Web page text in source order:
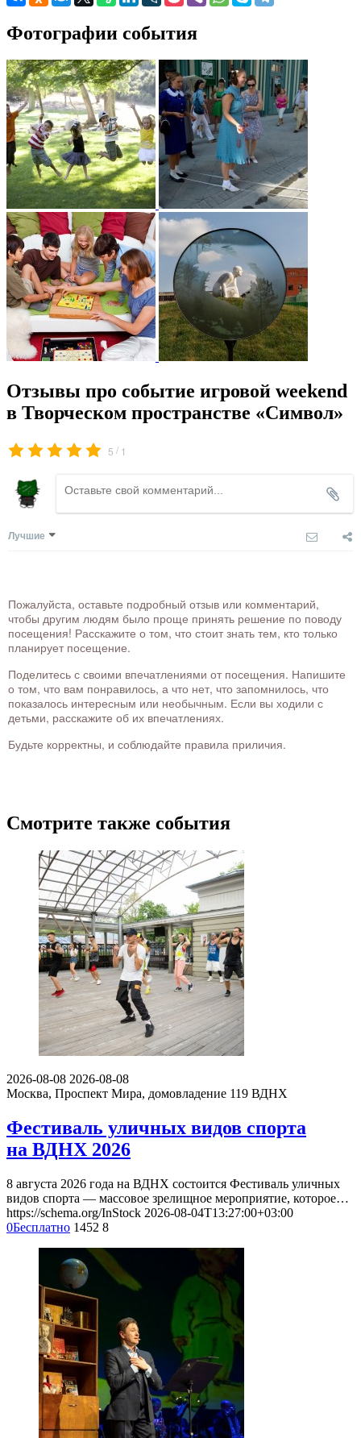
Фотографии события
Отзывы про событие игровой weekend
в Творческом пространстве «Символ»
5 / 1
Лучшие
Пожалуйста, оставьте подробный отзыв или комментарий,
чтобы другим людям было проще принять решение по поводу
посещения! Расскажите о том, что стоит знать тем, кто только
планирует посещение.
Поделитесь с своими впечатлениями от посещения. Напишите
о том, что вам понравилось, а что нет, что запомнилось, что
показалось интересным или необычным. Если вы ходили с
детьми, расскажите об их впечатлениях.
Будьте корректны, и соблюдайте правила приличия.
Смотрите также события
2026-08-08 2026-08-08
Москва, Проспект Мира, домовладение 119 ВДНХ
Фестиваль уличных видов спорта
на ВДНХ 2026
8 августа 2026 года на ВДНХ состоится Фестиваль уличных
видов спорта — массовое зрелищное мероприятие, которое…
https://schema.org/InStock 2026-08-04T13:27:00+03:00
0Бесплатно 1452 8